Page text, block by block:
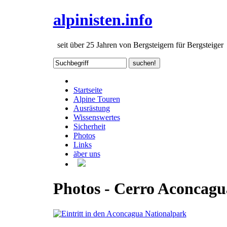
alpinisten.info
seit über 25 Jahren von Bergsteigern für Bergsteiger
Startseite
Alpine Touren
Ausrästung
Wissenswertes
Sicherheit
Photos
Links
äber uns
Photos - Cerro